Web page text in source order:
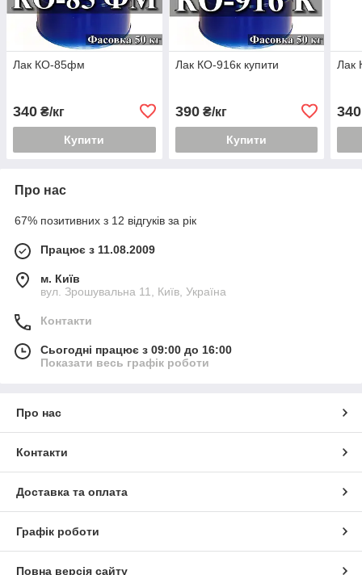
Лак КО-85фм
340 ₴/кг
Купити
Лак КО-916к купити
390₴/кг
Купити
Лак
340
Про нас
67% позитивних з 12 відгуків за рік
Працює з 11.08.2009
м. Київ
вул. Зрошувальна 11, Київ, Україна
Контакти
Сьогодні працює з 09:00 до 16:00
Показати весь графік роботи
Про нас
Контакти
Доставка та оплата
Графік роботи
Повна версія сайту